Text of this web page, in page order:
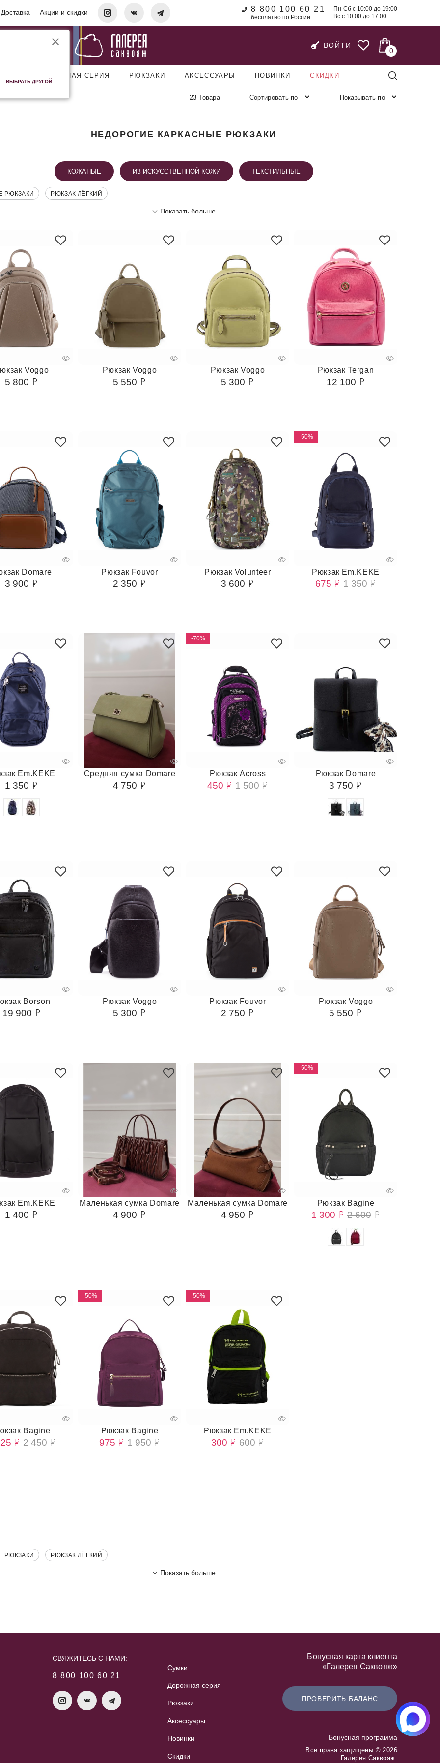
Доставка Акции и скидки 8 800 100 60 21
бесплатно по России
Пн-Сб с 10:00 до 19:00
Вс с 10:00 до 17:00
ВОЙТИ
0
ДОРОЖНАЯ СЕРИЯ РЮКЗАКИ АКСЕССУАРЫ НОВИНКИ СКИДКИ
23 Товара Сортировать по Показывать по
НЕДОРОГИЕ КАРКАСНЫЕ РЮКЗАКИ
КОЖАНЫЕ ИЗ ИСКУССТВЕННОЙ КОЖИ ТЕКСТИЛЬНЫЕ
РЮКЗАКИ РЮКЗАК ЛЁГКИЙ
Показать больше
Voggo
5 800
Рюкзак Voggo
5 550
Рюкзак Voggo
5 300
Рюкзак Tergan
12 100
Domare
3 900
Рюкзак Fouvor
2 350
Рюкзак Volunteer
3 600
-50%
Рюкзак Em.KEKE
675 1 350
Em.KEKE
1 350
Средняя сумка Domare
4 750
-70%
Рюкзак Across
450 1 500
Рюкзак Domare
3 750
Borson
19 900
Рюкзак Voggo
5 300
Рюкзак Fouvor
2 750
Рюкзак Voggo
5 550
Em.KEKE
1 400
Маленькая сумка Domare
4 900
Маленькая сумка Domare
4 950
-50%
Рюкзак Bagine
1 300 2 600
Bagine
2 450
-50%
Рюкзак Bagine
975 1 950
-50%
Рюкзак Em.KEKE
300 600
РЮКЗАКИ РЮКЗАК ЛЁГКИЙ
Показать больше
СВЯЖИТЕСЬ С НАМИ:
8 800 100 60 21
Сумки
Дорожная серия
Рюкзаки
Аксессуары
Новинки
Скидки
Бонусная карта клиента
«Галерея Саквояж»
ПРОВЕРИТЬ БАЛАНС
Бонусная программа
Все права защищены © 2026
Галерея Саквояж.
ВЫБРАТЬ ДРУГОЙ